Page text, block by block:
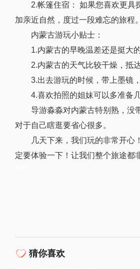
2.帐篷住宿： 如果您喜欢更具
加亲近自然，度过一段难忘的旅程。
内蒙古游玩小贴士：
1.内蒙古的早晚温差还是挺大
2.内蒙古的天气比较干燥，抵
3.出去游玩的时候，带上墨镜
4.喜欢拍照的姐妹可以多准备
导游淼淼对内蒙古特别熟，没
对于自己瞎逛要省心很多。
几天下来，我们玩的非常开心
定要体验一下！让我们整个旅途都
猜你喜欢